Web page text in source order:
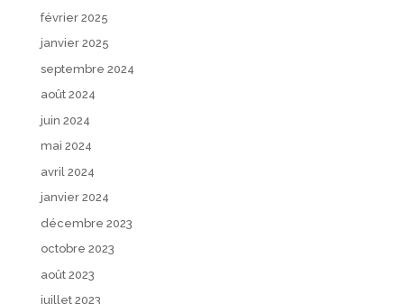
février 2025
janvier 2025
septembre 2024
août 2024
juin 2024
mai 2024
avril 2024
janvier 2024
décembre 2023
octobre 2023
août 2023
juillet 2023